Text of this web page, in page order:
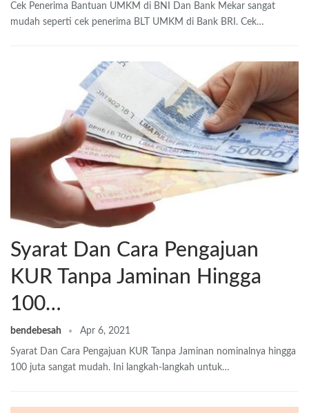
Cek Penerima Bantuan UMKM di BNI Dan Bank Mekar sangat
mudah seperti cek penerima BLT UMKM di Bank BRI. Cek…
Syarat Dan Cara Pengajuan
KUR Tanpa Jaminan Hingga
100…
bendebesah Apr 6, 2021
Syarat Dan Cara Pengajuan KUR Tanpa Jaminan nominalnya hingga
100 juta sangat mudah. Ini langkah-langkah untuk…